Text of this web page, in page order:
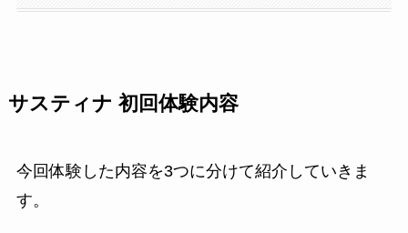
サスティナ 初回体験内容
今回体験した内容を3つに分けて紹介していきま
す。